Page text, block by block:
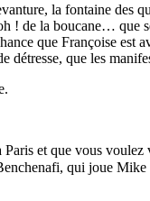
la fontaine des
! de la boucane… que
que Françoise
que les
et que vous
qui joue